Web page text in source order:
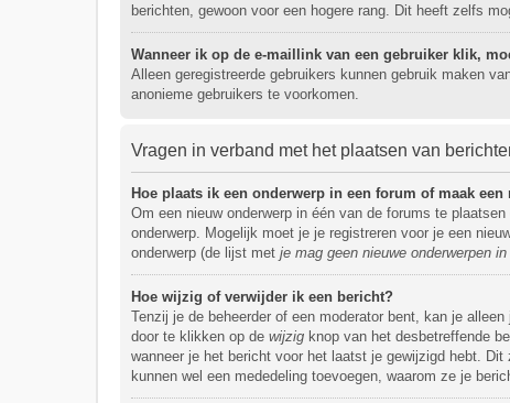
berichten, gewoon voor een hogere rang. Dit heeft zelfs
Wanneer ik op de e-maillink van een gebruiker klik,
Alleen geregistreerde gebruikers kunnen gebruik maken
anonieme gebruikers te voorkomen.
Vragen in verband met het plaatsen van
Hoe plaats ik een onderwerp in een forum of maak een
Om een nieuw onderwerp in één van de forums te
onderwerp. Mogelijk moet je je registreren voor je een
onderwerp (de lijst met je mag geen nieuwe onderwerpen
Hoe wijzig of verwijder ik een bericht?
Tenzij je de beheerder of een moderator bent, kan je
door te klikken op de wijzig knop van het desbetreffende
wanneer je het bericht voor het laatst je gewijzigd hebt.
kunnen wel een mededeling toevoegen, waarom ze je